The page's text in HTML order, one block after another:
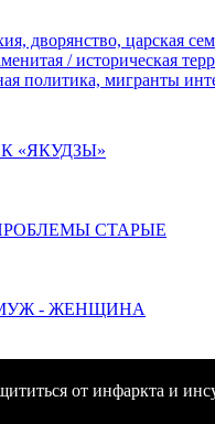
дворянство, царская
/ историческая
политика, мигранты
«ЯКУДЗЫ»
СТАРЫЕ
- ЖЕНЩИНА
от инфаркта и